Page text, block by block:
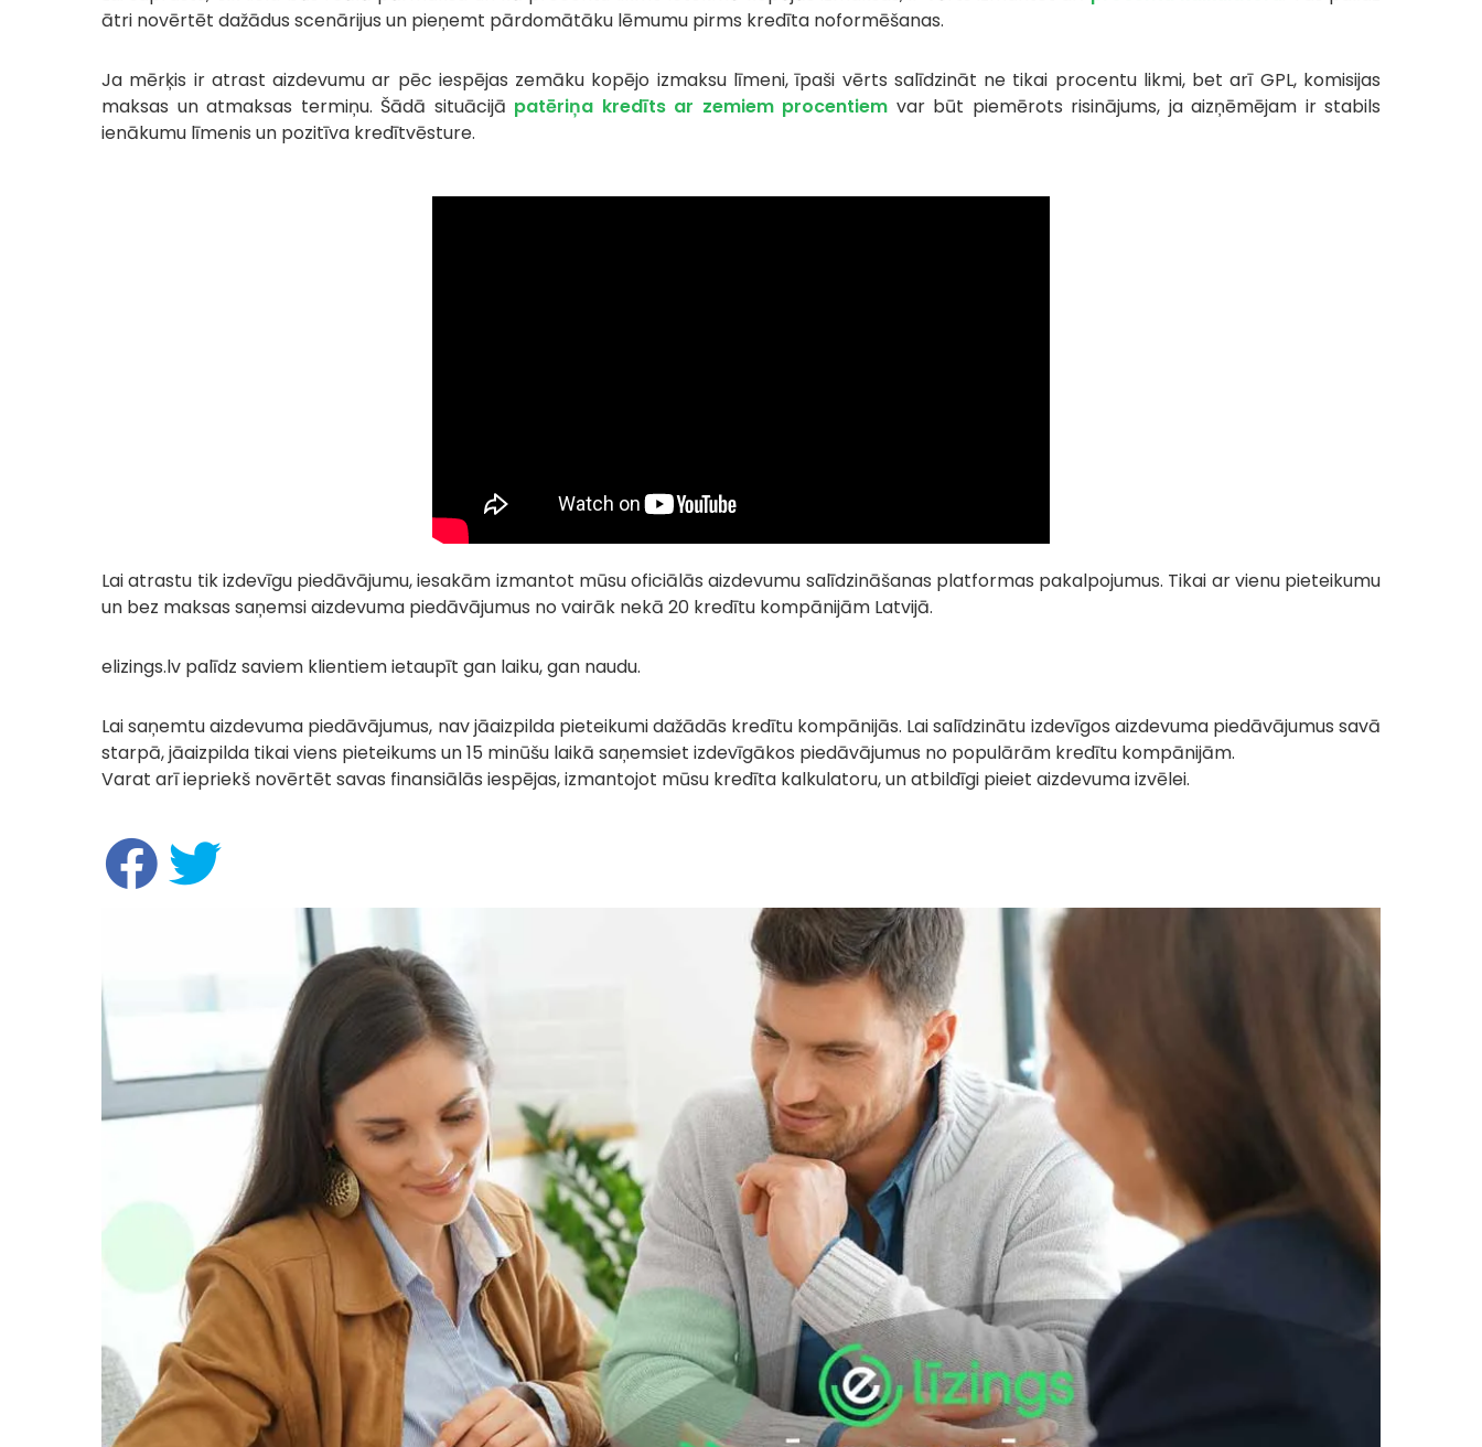
ātri novērtēt dažādus scenārijus un pieņemt pārdomātāku lēmumu pirms kredīta noformēšanas.
Ja mērķis ir atrast aizdevumu ar pēc iespējas zemāku kopējo izmaksu līmeni, īpaši vērts salīdzināt ne tikai procentu likmi, bet arī GPL, komisijas
maksas un atmaksas termiņu. Šādā situācijā patēriņa kredīts ar zemiem procentiem var būt piemērots risinājums, ja aizņēmējam ir stabils
ienākumu līmenis un pozitīva kredītvēsture.
Lai atrastu tik izdevīgu piedāvājumu, iesakām izmantot mūsu oficiālās aizdevumu salīdzināšanas platformas pakalpojumus. Tikai ar vienu pieteikumu
un bez maksas saņemsi aizdevuma piedāvājumus no vairāk nekā 20 kredītu kompānijām Latvijā.
elizings.lv palīdz saviem klientiem ietaupīt gan laiku, gan naudu.
Lai saņemtu aizdevuma piedāvājumus, nav jāaizpilda pieteikumi dažādās kredītu kompānijās. Lai salīdzinātu izdevīgos aizdevuma piedāvājumus savā
starpā, jāaizpilda tikai viens pieteikums un 15 minūšu laikā saņemsiet izdevīgākos piedāvājumus no populārām kredītu kompānijām.
Varat arī iepriekš novērtēt savas finansiālās iespējas, izmantojot mūsu kredīta kalkulatoru, un atbildīgi pieiet aizdevuma izvēlei.